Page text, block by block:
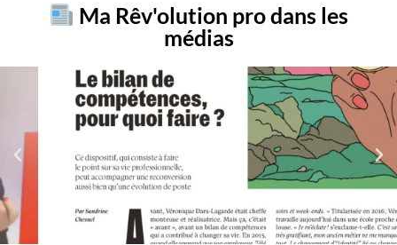
Ma Rêv'olution pro dans les
médias